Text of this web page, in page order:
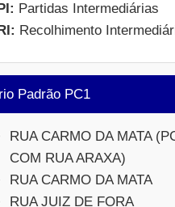
Partidas Intermediárias
Recolhimento
Padrão PC1
RUA CARMO DA MATA
COM RUA ARAXA)
RUA CARMO DA MATA
RUA JUIZ DE FORA